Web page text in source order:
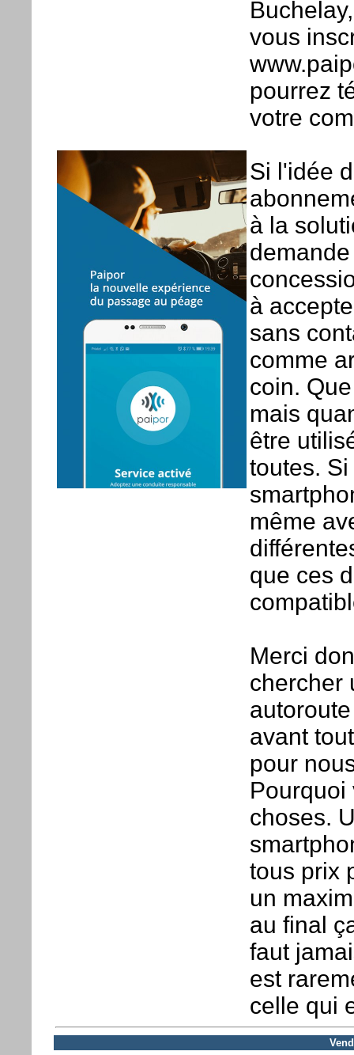
vous
pourrez
votre
Si l'idée
à la
à
sans
comme
coin.
mais
être
toutes.
même
que ces
Merci
chercher
avant
pour
Pourquoi
choses.
tous prix
un
au final
faut
est
celle qui